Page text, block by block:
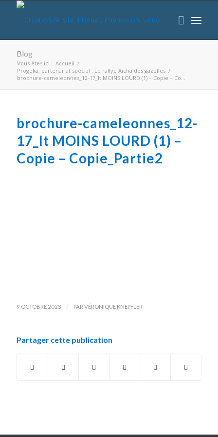
Blog
Vous êtes ici : Accueil /
Progéka, partenariat spécial : Le rallye Aïcha des gazelles /
brochure-cameleonnes_12-17_lt MOINS LOURD (1) – Copie – Co...
brochure-cameleonnes_12-
17_lt MOINS LOURD (1) –
Copie – Copie_Partie2
9 OCTOBRE 2023 / PAR VÉRONIQUE KNEPFLER
Partager cette publication